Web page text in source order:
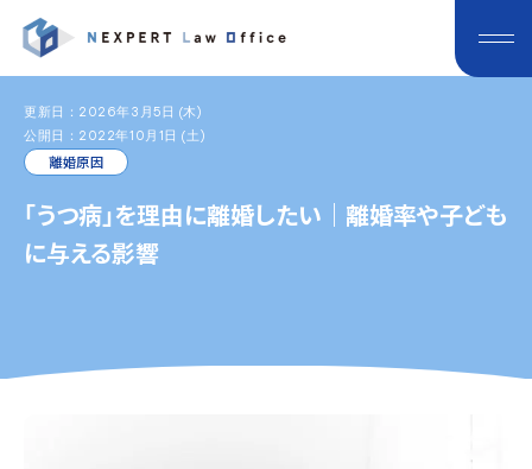
更新日：2026年3月5日 (木)
公開日：2022年10月1日 (土)
離婚原因
「うつ病」を理由に離婚したい｜離婚率や子ども
に与える影響